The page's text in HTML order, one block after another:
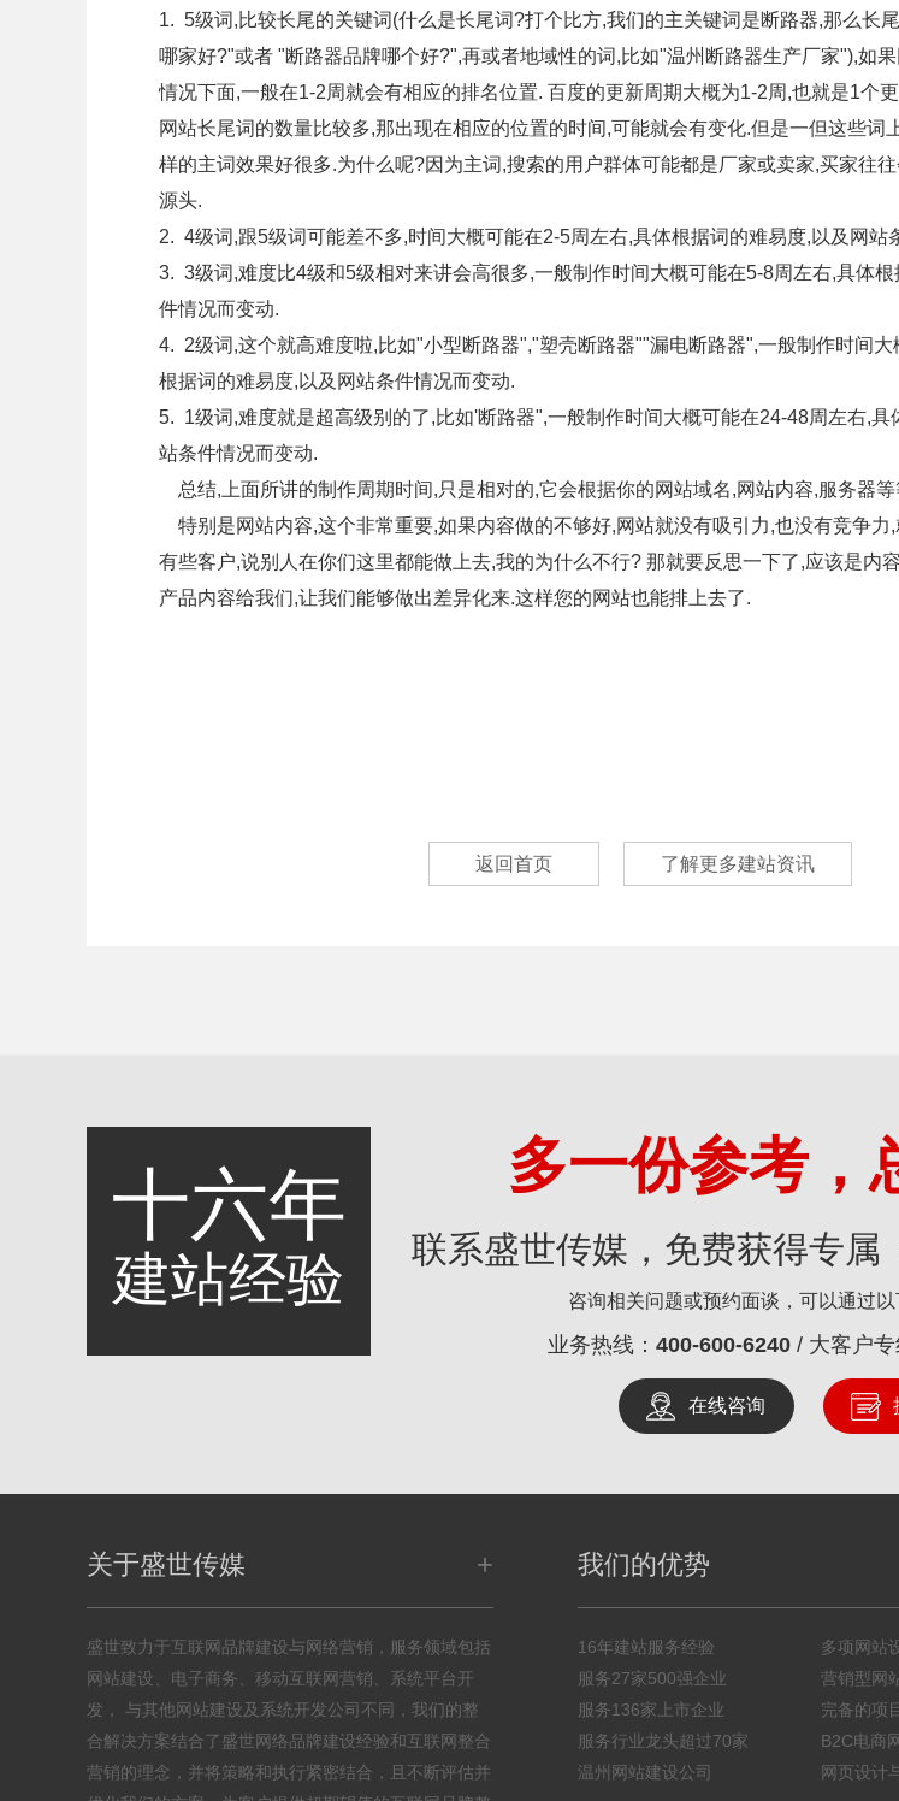
1. 5级词,比较长尾的关键词(什么是长尾词?打个比方,我们的主关键词是断路器,那么长
哪家好?"或者 "断路器品牌哪个好?",再或者地域性的词,比如"温州断路器生产厂家"),如
情况下面,一般在1-2周就会有相应的排名位置. 百度的更新周期大概为1-2周,也就是1个
网站长尾词的数量比较多,那出现在相应的位置的时间,可能就会有变化.但是一但这些词
样的主词效果好很多.为什么呢?因为主词,搜索的用户群体可能都是厂家或卖家,买家往
源头.
2. 4级词,跟5级词可能差不多,时间大概可能在2-5周左右,具体根据词的难易度,以及网站
3. 3级词,难度比4级和5级相对来讲会高很多,一般制作时间大概可能在5-8周左右,具体
件情况而变动.
4. 2级词,这个就高难度啦,比如"小型断路器","塑壳断路器""漏电断路器",一般制作时间
根据词的难易度,以及网站条件情况而变动.
5. 1级词,难度就是超高级别的了,比如'断路器",一般制作时间大概可能在24-48周左右,具
站条件情况而变动.
总结,上面所讲的制作周期时间,只是相对的,它会根据你的网站域名,网站内容,服务器等
特别是网站内容,这个非常重要,如果内容做的不够好,网站就没有吸引力,也没有竞争力
有些客户,说别人在你们这里都能做上去,我的为什么不行? 那就要反思一下了,应该是内
产品内容给我们,让我们能够做出差异化来.这样您的网站也能排上去了.
返回首页 了解更多建站资讯
十六年
建站经验
多一份参考，
联系盛世传媒，免费获得专属
咨询相关问题或预约面谈，可以通过
业务热线： 400-600-6240/ 大客户专
在线咨询
关于盛世传媒 +
盛世致力于互联网品牌建设与网络营销，服务领域包括
网站建设、电子商务、移动互联网营销、系统平台开
发， 与其他网站建设及系统开发公司不同，我们的整
合解决方案结合了盛世网络品牌建设经验和互联网整合
营销的理念，并将策略和执行紧密结合，且不断评估并
我们的优势
16年建站服务经验
服务27家500强企业
服务136家上市企业
服务行业龙头超过70家
温州网站建设公司
多项网站
营销型网
完备的项
B2C电商
网页设计